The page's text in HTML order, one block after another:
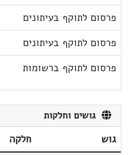
פרסום לתוקף בעיתונים
פרסום לתוקף בעיתונים
פרסום לתוקף ברשומות
גושים וחלקות
גוש
חלקה